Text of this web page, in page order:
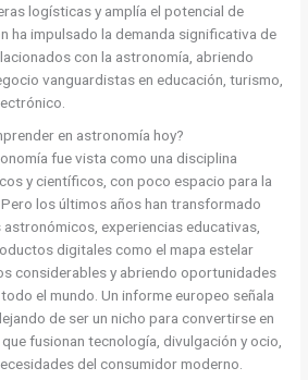
logísticas y amplía el potencial de
ha impulsado la demanda significativa de
con la astronomía, abriendo
vanguardistas en educación, turismo,
en astronomía hoy?
fue vista como una disciplina
y científicos, con poco espacio para la
los últimos años han transformado
experiencias educativas,
digitales como el mapa estelar
considerables y abriendo oportunidades
el mundo. Un informe europeo señala
de ser un nicho para convertirse en
fusionan tecnología, divulgación y ocio,
del consumidor moderno.